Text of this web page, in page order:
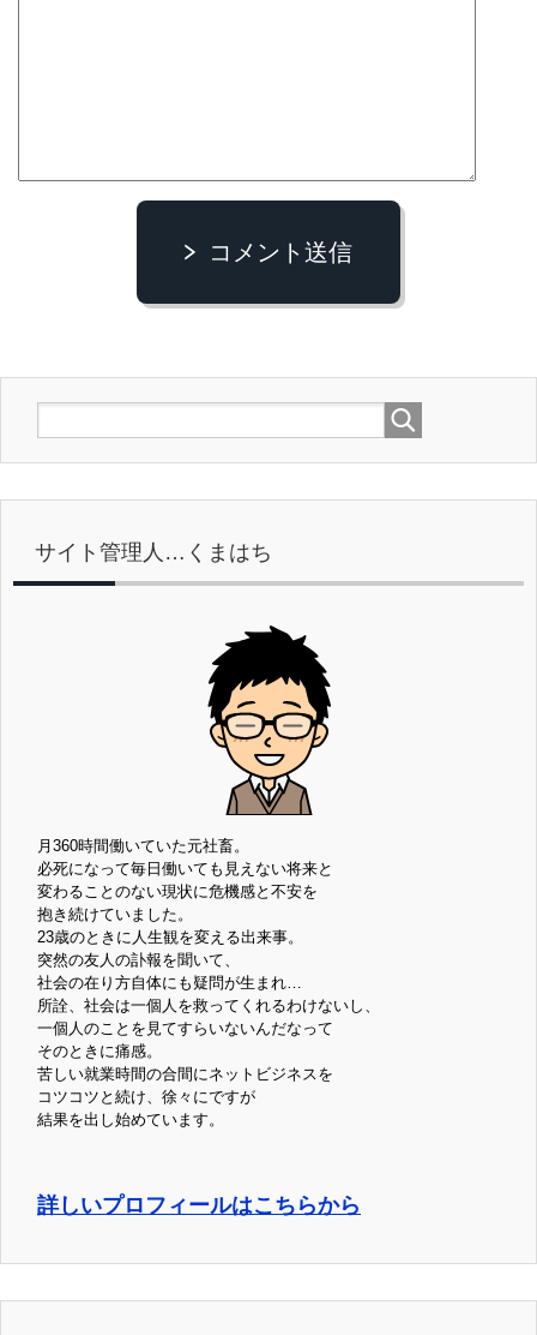
コメント送信
サイト管理人…くまはち
月360時間働いていた元社畜。
必死になって毎日働いても見えない将来と
変わることのない現状に危機感と不安を
抱き続けていました。
23歳のときに人生観を変える出来事。
突然の友人の訃報を聞いて、
社会の在り方自体にも疑問が生まれ…
所詮、社会は一個人を救ってくれるわけないし、
一個人のことを見てすらいないんだなって
そのときに痛感。
苦しい就業時間の合間にネットビジネスを
コツコツと続け、徐々にですが
結果を出し始めています。
詳しいプロフィールはこちらから